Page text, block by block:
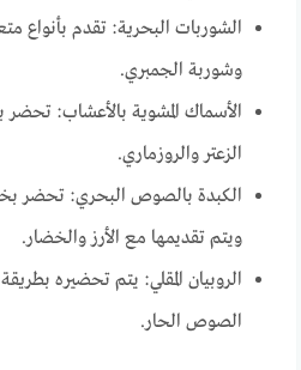
الشوربات البحرية: تقدم بأنواع
وشوربة الجمبري.
الأسماك المشوية بالأعشاب:
الزعتر والروزماري.
الكبدة بالصوص البحري: تحضر
ويتم تقديمها مع الأرز والخضار.
الروبيان المقلي: يتم تحضيره
الصوص الحار.